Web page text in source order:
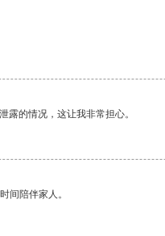
的情况，这让我非常担心。
间陪伴家人。